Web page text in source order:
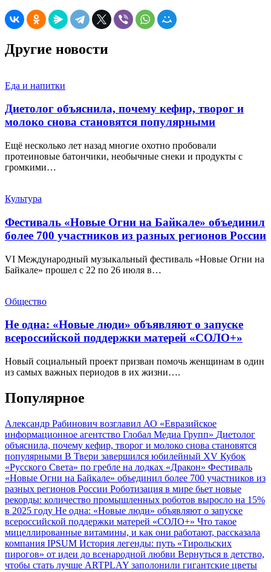
Другие новости
Еда и напитки
Диетолог объяснила, почему кефир, творог и
молоко снова становятся популярными
Ещё несколько лет назад многие охотно пробовали
протеиновые батончики, необычные снеки и продукты с
громкими…
Культура
Фестиваль «Новые Огни на Байкале» объединил
более 700 участников из разных регионов России
VI Международный музыкальный фестиваль «Новые Огни на
Байкале» прошел с 22 по 26 июля в…
Общество
Не одна: «Новые люди» объявляют о запуске
всероссийской поддержки матерей «СОЛО+»
Новый социальный проект призван помочь женщинам в один
из самых важных периодов в их жизни….
Популярное
Александр Рабинович возглавил АО «Евразийское
информационное агентство Глобал Медиа Групп» Диетолог
объяснила, почему кефир, творог и молоко снова становятся
популярными В Твери завершился юбилейный XV Кубок
«Русского Света» по гребле на лодках «Дракон» Фестиваль
«Новые Огни на Байкале» объединил более 700 участников из
разных регионов России Роботизация в мире бьет новые
рекорды: количество промышленных роботов выросло на 15%
в 2025 году Не одна: «Новые люди» объявляют о запуске
всероссийской поддержки матерей «СОЛО+» Что такое
мицеллированные витамины, и как они работают, рассказала
компания IPSUM История легенды: путь «Тирольских
пирогов» от идеи до всенародной любви Вернуться в детство,
чтобы стать лучше ARTPLAY заполонили гигантские цветы